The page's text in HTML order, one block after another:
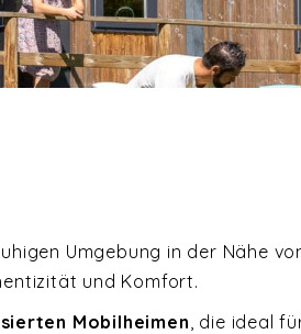
Umgebung in der Nähe
und Komfort.
Mobilheimen , die ideal